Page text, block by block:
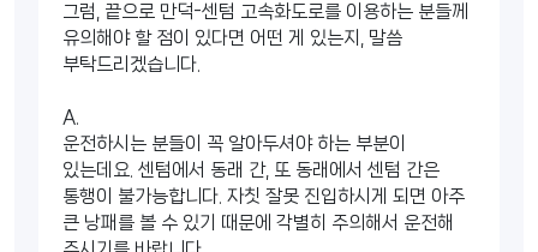
그럼, 끝으로 만덕-센텀 고속화도로를 이용하는 분들께
유의해야 할 점이 있다면 어떤 게 있는지, 말씀
부탁드리겠습니다.
A.
운전하시는 분들이 꼭 알아두셔야 하는 부분이
있는데요. 센텀에서 동래 간, 또 동래에서 센텀 간은
통행이 불가능합니다. 자칫 잘못 진입하시게 되면 아주
큰 낭패를 볼 수 있기 때문에 각별히 주의해서 운전해